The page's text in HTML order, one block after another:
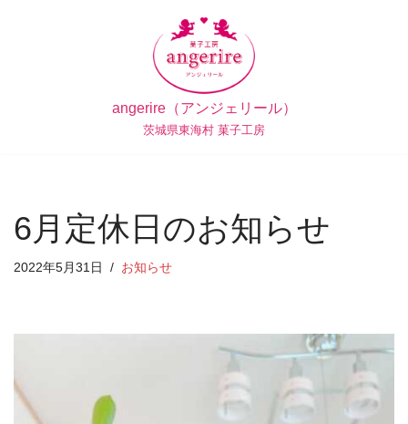
ッ
angerire（アンジェリール）
茨城県東海村 菓子工房
6月定休日のお知らせ
2022年5月31日 お知らせ